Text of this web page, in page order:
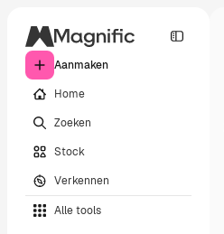
Aanmaken
Home
Zoeken
Stock
Verkennen
Alle tools